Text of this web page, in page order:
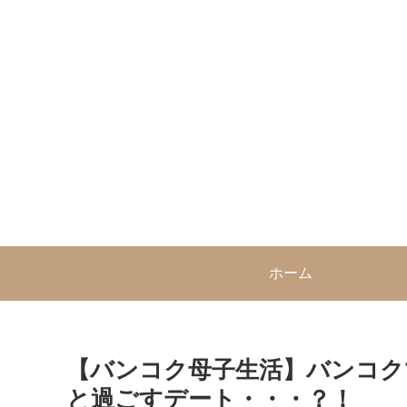
ホーム
【バンコク母子生活】バンコ
と過ごすデート・・・？！